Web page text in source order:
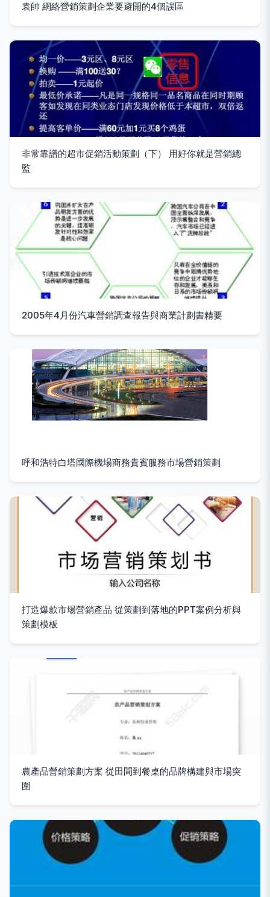
袁帥 網絡營銷策劃企業要避開的4個誤區
非常靠譜的超市促銷活動策劃（下） 用好你就是營銷總
監
2005年4月份汽車營銷調查報告與商業計劃書精要
呼和浩特白塔國際機場商務貴賓服務市場營銷策劃
打造爆款市場營銷產品 從策劃到落地的PPT案例分析與
策劃模板
農產品營銷策劃方案 從田間到餐桌的品牌構建與市場突
圍